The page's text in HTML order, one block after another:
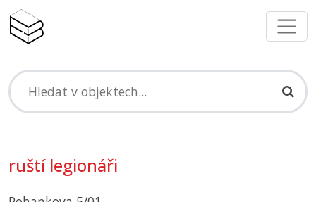
ruští legionáři